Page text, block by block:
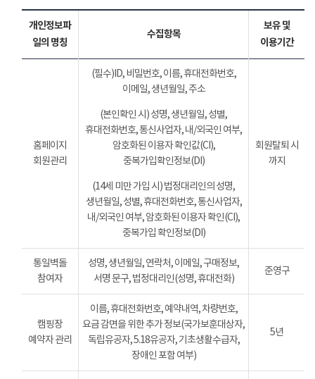
개인정보파
일의 명칭
수집항목
보유 및
이용기간
홈페이지
회원관리
(필수)ID, 비밀번호, 이름, 휴대전화번호,
이메일, 생년월일, 주소
(본인확인 시) 성명, 생년월일, 성별,
휴대전화번호, 통신사업자, 내/외국인 여부,
암호화된 이용자 확인값(CI),
중복가입확인정보(DI)
(14세 미만 가입 시) 법정대리인의 성명,
생년월일, 성별, 휴대전화번호, 통신사업자,
내/외국인 여부, 암호화된 이용자 확인(CI),
중복가입 확인정보(DI)
회원탈퇴 시
까지
통일벽돌
참여자
성명, 생년월일, 연락처, 이메일, 구매정보,
서명 문구, 법정대리인(성명, 휴대전화)
준영구
캠핑장
예약자 관리
이름, 휴대전화번호, 예약내역, 차량번호,
요금 감면을 위한 추가 정보(국가보훈대상자,
독립유공자, 5.18유공자, 기초생활수급자,
장애인 포함 여부)
5년